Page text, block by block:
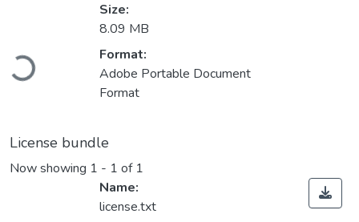
Loading...
Size:
8.09 MB
Format:
Adobe Portable Document
Format
License bundle
Now showing 1 - 1 of 1
Name:
license.txt